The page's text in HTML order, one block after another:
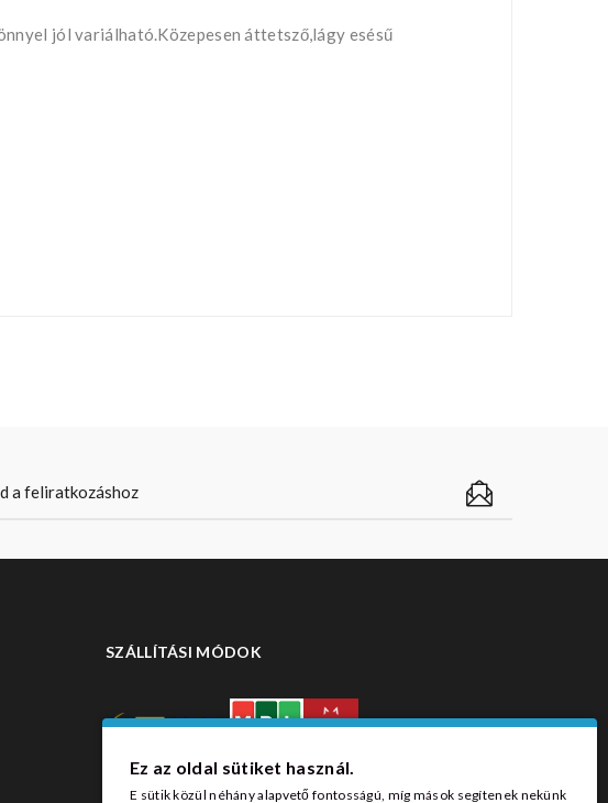
jól variálható.Közepesen áttetsző,lágy esésű
SZÁLLÍTÁSI MÓDOK
Ez az oldal sütiket használ.
E sütik közül néhány alapvető fontosságú, míg mások segítenek nekünk